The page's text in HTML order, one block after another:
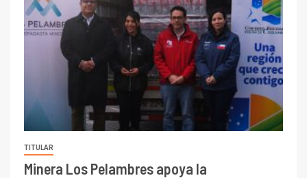
TITULAR
Minera Los Pelambres apoya la